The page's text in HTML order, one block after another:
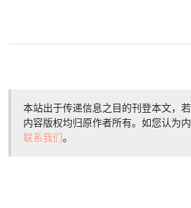
本站出于传递信息之目的刊登本文，
内容版权均归原作者所有。如您认为
联系我们。